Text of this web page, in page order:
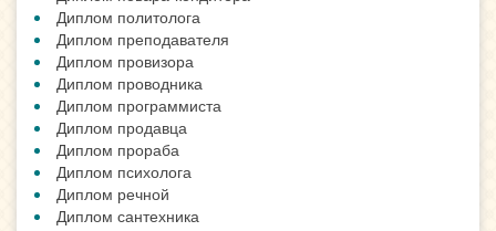
Диплом политолога
Диплом преподавателя
Диплом провизора
Диплом проводника
Диплом программиста
Диплом продавца
Диплом прораба
Диплом психолога
Диплом речной
Диплом сантехника